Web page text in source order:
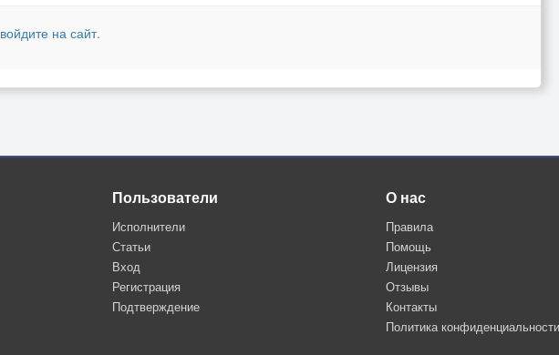
войдите на сайт.
Пользователи
Исполнители
Статьи
Вход
Регистрация
Подтверждение
О нас
Правила
Помощь
Лицензия
Отзывы
Контакты
Политика конфиденциальности